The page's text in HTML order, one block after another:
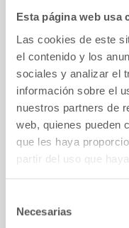
Esta página web usa
Las cookies de este
el contenido y los
sociales y analizar el
información sobre el
nuestros partners de
web, quienes pueden
que les haya
partir del uso que
Necesarias
Seminario
ARTÍCULO
Tema:
Multiple sclerosis